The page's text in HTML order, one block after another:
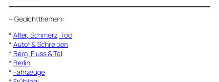
– Gedichtthemen:
* Alter, Schmerz, Tod
* Autor & Schreiben
* Berg, Fluss & Tal
* Berlin
* Fahrzeuge